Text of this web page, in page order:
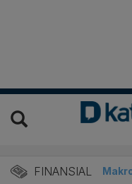
FINANSIAL